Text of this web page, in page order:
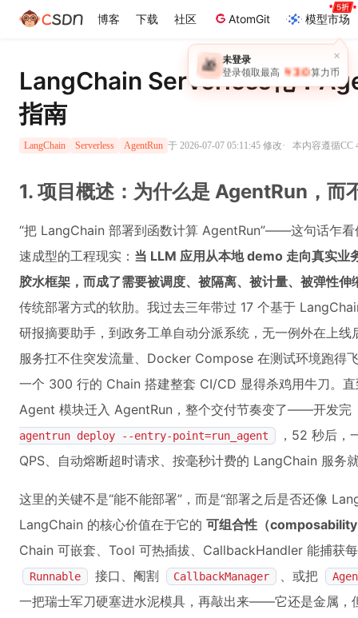
博客 下载 社区 AtomGit 模型市场
LangChain Serverless化：
指南
LangChain Serverless AgentRun 于 2026-07-07 05:11:45 修改· 本内容遵循CC
1. 项目概述：为什么是 AgentRun，
“把 LangChain 部署到函数计算 AgentRun”——这句话乍
速成型的工程现实： 当 LLM 应用从本地 demo 走向真实
胶水框架，而成了需要被调度、被隔离、被计量、被弹性伸
传统部署方式的软肋。我过去三年带过 17 个基于
研报摘要助手，到政务工单自动分派系统，无一例外在上
服务扛不住突发流量、Docker Compose 在测试环境跑得
一个 300 行的 Chain 搭建整套 CI/CD 显得杀鸡用牛刀。
Agent 模块迁入 AgentRun，整个交付节奏变了——开发完
agentrun deploy --entry-point=run_agent
，52 秒后，
QPS、自动熔断超时请求、按毫秒计费的 LangChain 服务
这里的关键不是“能不能部署”，而是“部署之后是否还像
LangChain 的核心价值在于它的 可组合性（
Chain 可嵌套、Tool 可热插拔、CallbackHandler 能捕获
Runnable 接口、阉割 CallbackManager 、或把
一把瑞士军刀硬塞进水泥模具，再敲出来——它还是金属，